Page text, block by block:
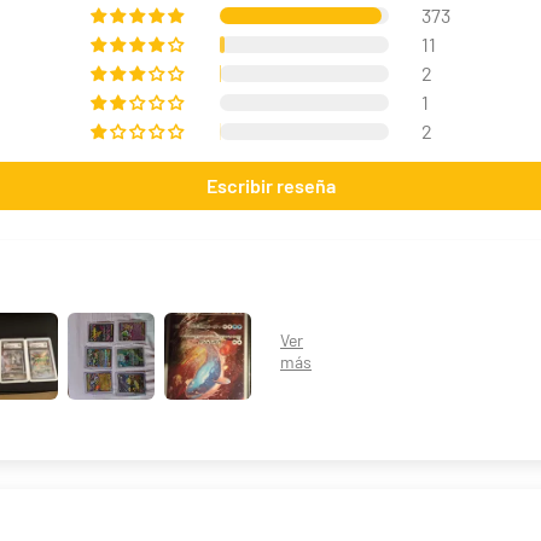
Desde29,90 €
¡Últimas unidades!
373
11
2
1
2
Escribir reseña